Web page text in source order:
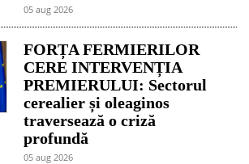
05 aug 2026
FORȚA FERMIERILOR
CERE INTERVENȚIA
PREMIERULUI: Sectorul
cerealier și oleaginos
traversează o criză
profundă
05 aug 2026